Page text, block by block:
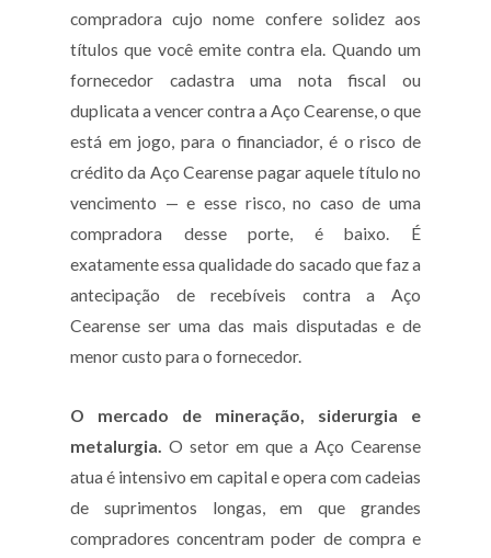
compradora cujo nome confere solidez aos
títulos que você emite contra ela. Quando um
fornecedor cadastra uma nota fiscal ou
duplicata a vencer contra a Aço Cearense, o que
está em jogo, para o financiador, é o risco de
crédito da Aço Cearense pagar aquele título no
vencimento — e esse risco, no caso de uma
compradora desse porte, é baixo. É
exatamente essa qualidade do sacado que faz a
antecipação de recebíveis contra a Aço
Cearense ser uma das mais disputadas e de
menor custo para o fornecedor.
O mercado de mineração, siderurgia e
metalurgia. O setor em que a Aço Cearense
atua é intensivo em capital e opera com cadeias
de suprimentos longas, em que grandes
compradores concentram poder de compra e